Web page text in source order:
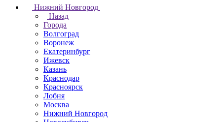
Нижний Новгород
Назад
Города
Волгоград
Воронеж
Екатеринбург
Ижевск
Казань
Краснодар
Красноярск
Лобня
Москва
Нижний Новгород